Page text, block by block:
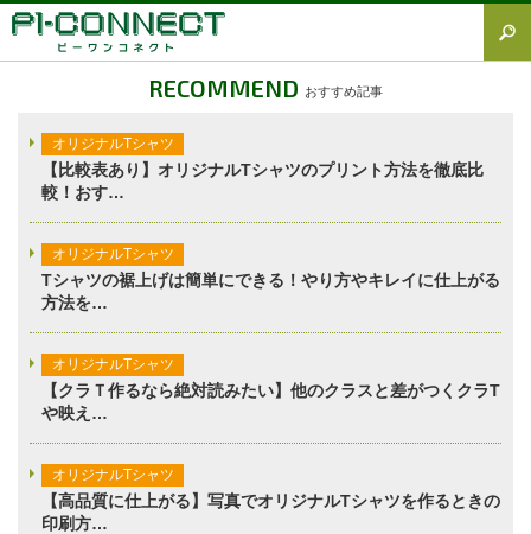
オリジナルTシャツ
オリジナルウェア
ブランド徹底解説
プラスワン
加工方法徹底解説
調査レポート
RECOMMEND おすすめ記事
オリジナルTシャツ
【比較表あり】オリジナルTシャツのプリント方法を徹底比
較！おす…
オリジナルTシャツ
Tシャツの裾上げは簡単にできる！やり方やキレイに仕上がる
方法を…
オリジナルTシャツ
【クラＴ作るなら絶対読みたい】他のクラスと差がつくクラT
や映え…
オリジナルTシャツ
【高品質に仕上がる】写真でオリジナルTシャツを作るときの
印刷方…